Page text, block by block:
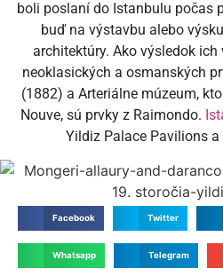
boli poslaní do Istanbulu počas
buď na výstavbu alebo
architektúry. Ako výsledok
neoklasických a osmanských
(1882) a Arteriálne múzeum,
Nouve, sú prvky z Raimondo.
Yildiz Palace Pavilions a
Facebook Twitter
Whatsapp Telegram